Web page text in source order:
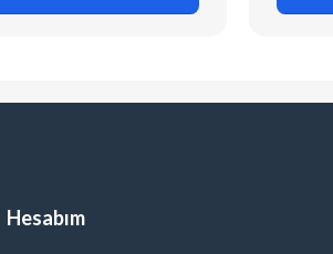
Hesabım